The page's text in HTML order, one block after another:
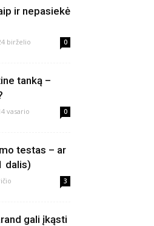
ir nepasiekė
birželio 0
tanką –
vasario 0
testas – ar
dalis)
3
gali įkąsti